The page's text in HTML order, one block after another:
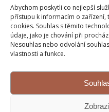
Abychom poskytli co nejlepší
přístupu k informacím o
cookies. Souhlas s těmito
údaje, jako je chování při
Nesouhlas nebo odvolání
vlastnosti a funkce.
Ochrana